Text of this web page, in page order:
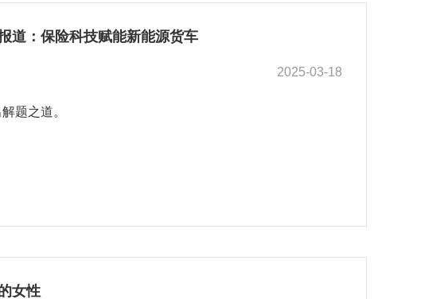
道：保险科技赋能新能源货车
2025-03-18
题之道。
女性